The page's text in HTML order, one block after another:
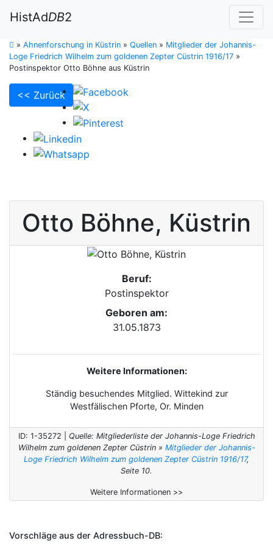
HistAdDB2
» Ahnenforschung in Küstrin » Quellen » Mitglieder der Johannis-
Loge Friedrich Wilhelm zum goldenen Zepter Cüstrin 1916/17 »
Postinspektor Otto Böhne aus Küstrin
<< Zurück
Otto Böhne, Küstrin
Beruf:
Postinspektor
Geboren am:
31.05.1873
Weitere Informationen:
Ständig besuchendes Mitglied. Wittekind zur
Westfälischen Pforte, Or. Minden
ID: 1-35272 | Quelle: Mitgliederliste der Johannis-Loge Friedrich
Wilhelm zum goldenen Zepter Cüstrin » Mitglieder der Johannis-
Loge Friedrich Wilhelm zum goldenen Zepter Cüstrin 1916/17,
Seite 10.
Weitere Informationen >>
Vorschläge aus der Adressbuch-DB: